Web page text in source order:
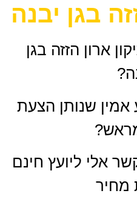
בגן יבנה
ארון הזזה בגן
אמין שנותן הצעת
אלי ליועץ חינם
מחיר